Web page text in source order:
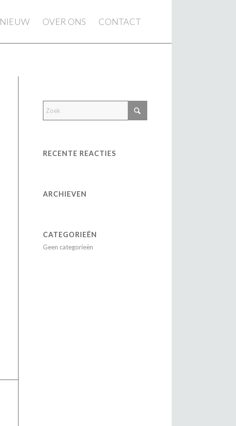
NIEUW OVER ONS CONTACT
RECENTE REACTIES
ARCHIEVEN
CATEGORIEËN
Geen categorieën